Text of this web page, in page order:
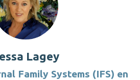
Lagey
Family Systems (IFS) en